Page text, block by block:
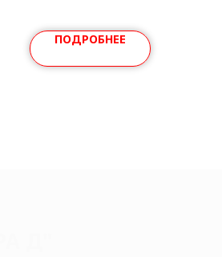
ПОДРОБНЕЕ